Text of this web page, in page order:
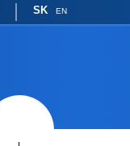
SK EN